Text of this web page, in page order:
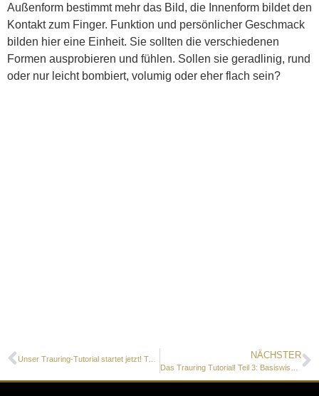
Außenform bestimmt mehr das Bild, die Innenform bildet den
Kontakt zum Finger. Funktion und persönlicher Geschmack
bilden hier eine Einheit. Sie sollten die verschiedenen
Formen ausprobieren und fühlen. Sollen sie geradlinig, rund
oder nur leicht bombiert, volumig oder eher flach sein?
Unser Trauring-Tutorial startet jetzt! Teil 1: Einführung und der Trauring Juwelier Konfigurator NÄCHSTER
Das Trauring Tutorial! Teil 3: Basiswissen – wie breit sollte ein Trauring sein?